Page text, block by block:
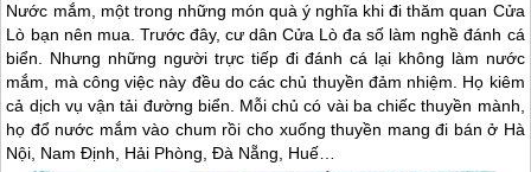
Nước mắm, một trong những món quà ý nghĩa khi đi thăm quan Cửa
Lò bạn nên mua. Trước đây, cư dânCửa Lò đa số làm nghề đánh cá
biển. Nhưng những người trực tiếp đi đánh cá lại không làm nước
mắm, mà công việc này đều do các chủ thuyền đảm nhiệm. Họ kiêm
cả dịch vụ vận tải đường biển. Mỗi chủ có vài ba chiếc thuyền mành,
họ đổ nước mắm vào chum rồi cho xuống thuyền mang đi bán ở Hà
Nội, Nam Định, Hải Phòng, Đà Nẵng, Huế…